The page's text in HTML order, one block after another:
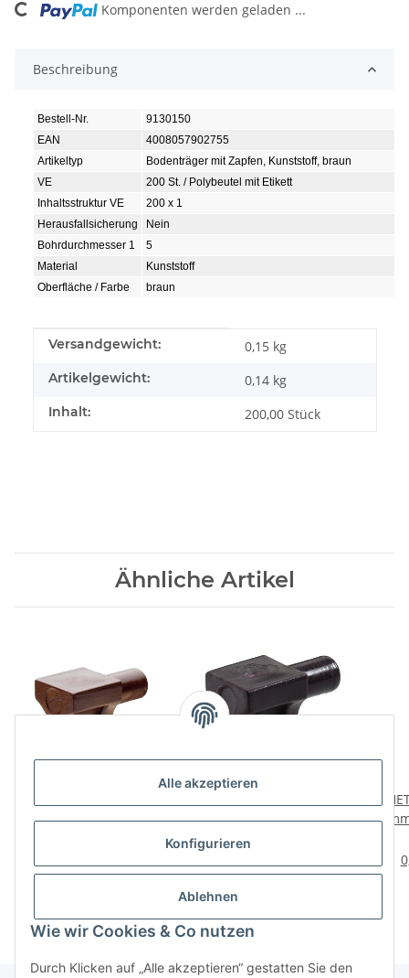
Alle akzeptieren
Konfigurieren
Ablehnen
Wie wir Cookies & Co nutzen
Durch Klicken auf „Alle akzeptieren“ gestatten Sie den
Loading... Komponenten werden geladen ...
Beschreibung
Bestell-Nr.
9130150
EAN
4008057902755
Artikeltyp
Bodenträger mit Zapfen, Kunststoff, braun
VE
200 St. / Polybeutel mit Etikett
Inhaltsstruktur VE
200 x 1
Herausfallsicherung
Nein
Bohrdurchmesser 1
5
Material
Kunststoff
Oberfläche / Farbe
braun
Produkteigenschaft
Wert
Versandgewicht: 0,15 kg
Artikelgewicht: 0,14 kg
Inhalt: 200,00 Stück
Ähnliche Artikel
5mm, Kunststoff, braun,
mit Zapfen, 5 mm,
Kunststoff, braun, 20
4,79 €